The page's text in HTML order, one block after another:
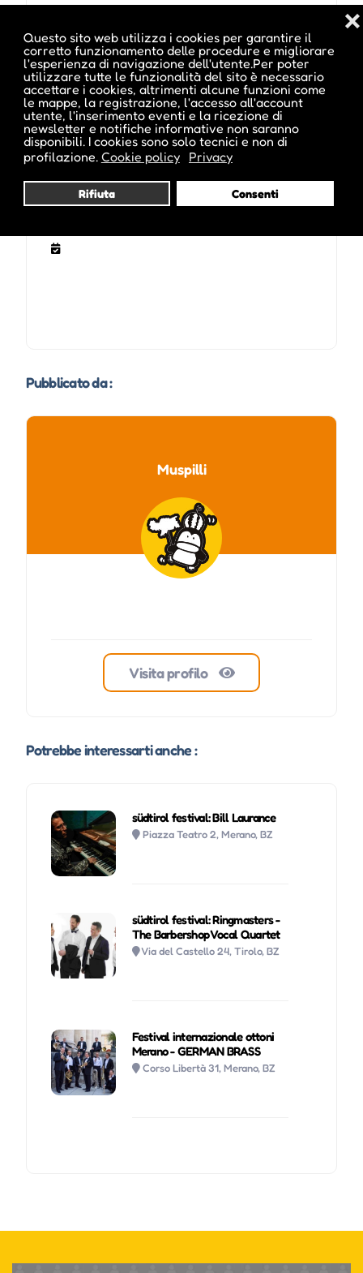
Questo sito web utilizza i cookies per garantire il
corretto funzionamento delle procedure e migliorare
l'esperienza di navigazione dell'utente.Per poter
utilizzare tutte le funzionalità del sito è necessario
accettare i cookies, altrimenti alcune funzioni come
le mappe, la registrazione, l'accesso all'account
utente, l'inserimento eventi e la ricezione di
newsletter e notifiche informative non saranno
disponibili. I cookies sono solo tecnici e non di
profilazione. Cookie policy Privacy
Rifiuta Consenti
❌
Sito Web :
www.ticketmaster.it/artist/meranojazz-
biglietti/1448383
Date e orari evento :
Pubblicato da :
Muspilli
Visita profilo
Potrebbe interessarti anche :
südtirol festival: Bill Laurance
Piazza Teatro 2, Merano, BZ
südtirol festival: Ringmasters -
The Barbershop Vocal Quartet
Via del Castello 24, Tirolo, BZ
Festival internazionale ottoni
Merano - GERMAN BRASS
Corso Libertà 31, Merano, BZ